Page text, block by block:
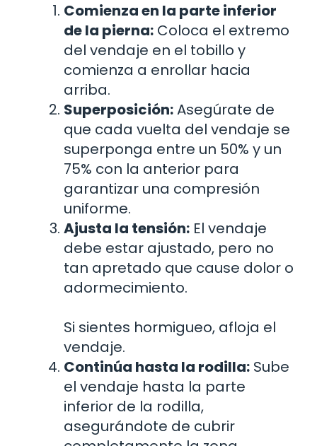
Comienza en la parte inferior
de la pierna: Coloca el extremo
del vendaje en el tobillo y
comienza a enrollar hacia
arriba.
Superposición:Asegúrate de
que cada vuelta del vendaje se
superponga entre un 50% y un
75% con la anterior para
garantizar una compresión
uniforme.
Ajusta la tensión: El vendaje
debe estar ajustado, pero no
tan apretado que cause dolor o
adormecimiento.
Si sientes hormigueo, afloja el
vendaje.
Continúa hasta la rodilla: Sube
el vendaje hasta la parte
inferior de la rodilla,
asegurándote de cubrir